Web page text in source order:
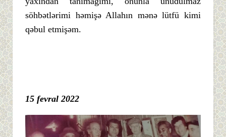
söhbətlərimi həmişə Allahın mənə lütfü kimi
qəbul etmişəm.
15 fevral 2022